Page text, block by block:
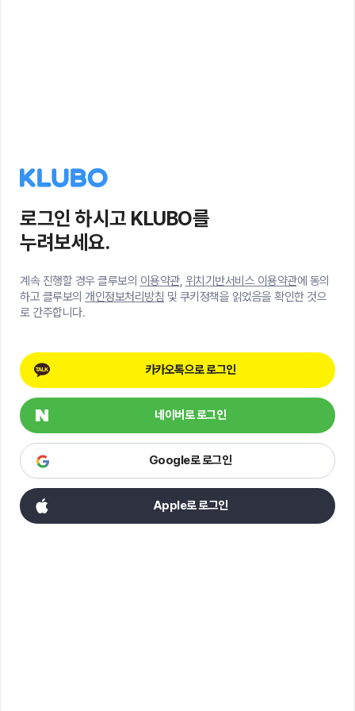
로그인 하시고 KLUBO를
누려보세요.
계속 진행할 경우 클루보의 이용약관, 위치기반서비스 이용약관에 동의
하고 클루보의 개인정보처리방침 및 쿠키정책을 읽었음을 확인한 것으
로 간주합니다.
카카오톡으로 로그인
네이버로 로그인
Google로 로그인
Apple로 로그인